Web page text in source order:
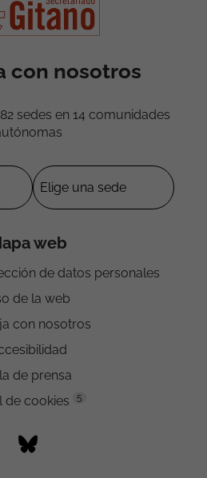
con nosotros
sedes en 14 comunidades
web
de datos personales
de la web
con nosotros
de prensa
de cookies
5